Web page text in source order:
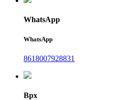
WhatsApp
WhatsApp
8618007928831
Врх